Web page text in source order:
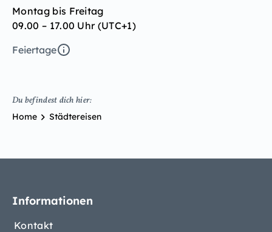
Montag bis Freitag
09.00 – 17.00 Uhr (UTC+1)
Feiertage
Du befindest dich hier:
Home Städtereisen
Informationen
Kontakt